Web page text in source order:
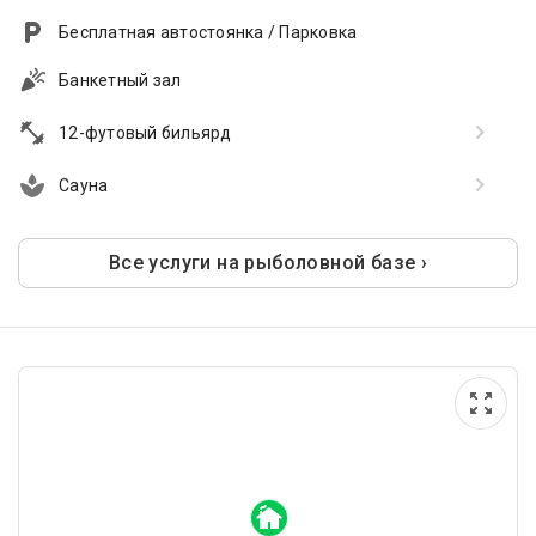
Бесплатная автостоянка / Парковка
Банкетный зал
12-футовый бильярд
Сауна
Все услуги на рыболовной базе ›